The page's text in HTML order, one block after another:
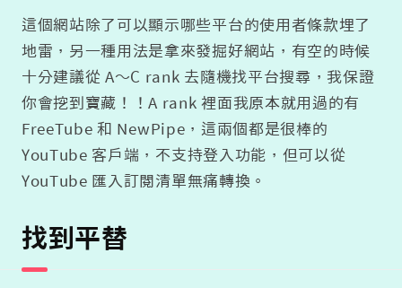
這個網站除了可以顯示哪些平台的使用者條款埋了
地雷，另一種用法是拿來發掘好網站，有空的時候
十分建議從 A～C rank 去隨機找平台搜尋，我保證
你會挖到寶藏！！A rank 裡面我原本就用過的有
FreeTube 和 NewPipe，這兩個都是很棒的
YouTube 客戶端，不支持登入功能，但可以從
YouTube 匯入訂閱清單無痛轉換。
找到平替